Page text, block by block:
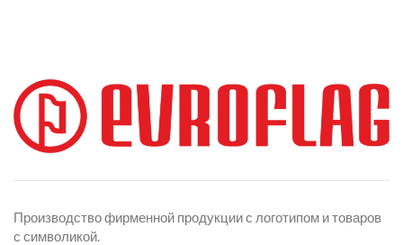
Производство фирменной продукции с логотипом и товаров
с символикой.